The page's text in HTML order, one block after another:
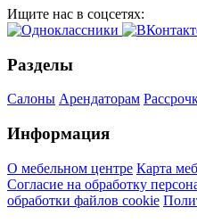
Ищите нас в соцсетях:
Разделы
Салоны Арендаторам
Информация
О мебельном центре Карта
Согласие на обработку
обработки файлов cookie